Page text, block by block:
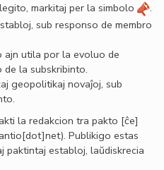
markitaj per la simbolo
.
sub responso de membro
ajn utila por la evoluo de
de la subskribinto.
geopolitikaj novaĵoj, sub
la redakcion tra pakto [ĉe]
. Publikigo estas
paktintaj establoj, laŭdiskrecia